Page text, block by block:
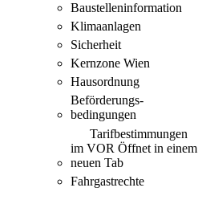
Baustellen­information
Klimaanlagen
Sicherheit
Kernzone Wien
Hausordnung
Beförderungs­
bedingungen
Tarif­bestimmungen
im VOR Öffnet in einem
neuen Tab
Fahrgastrechte